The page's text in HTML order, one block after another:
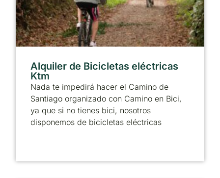
Alquiler de Bicicletas eléctricas
Ktm
Nada te impedirá hacer el Camino de
Santiago organizado con Camino en Bici,
ya que si no tienes bici, nosotros
disponemos de bicicletas eléctricas